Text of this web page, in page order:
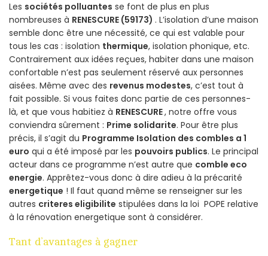
Les sociétés polluantes se font de plus en plus
nombreuses à RENESCURE (59173) . L’isolation d’une maison
semble donc être une nécessité, ce qui est valable pour
tous les cas : isolation thermique, isolation phonique, etc.
Contrairement aux idées reçues, habiter dans une maison
confortable n’est pas seulement réservé aux personnes
aisées. Même avec des revenus modestes, c’est tout à
fait possible. Si vous faites donc partie de ces personnes-
là, et que vous habitiez à RENESCURE, notre offre vous
conviendra sûrement : Prime solidarite. Pour être plus
précis, il s’agit du Programme Isolation des combles a 1
euro qui a été imposé par les pouvoirs publics. Le principal
acteur dans ce programme n’est autre que comble eco
energie. Apprêtez-vous donc à dire adieu à la précarité
energetique ! Il faut quand même se renseigner sur les
autres criteres eligibilite stipulées dans la loi POPE relative
à la rénovation energetique sont à considérer.
Tant d’avantages à gagner